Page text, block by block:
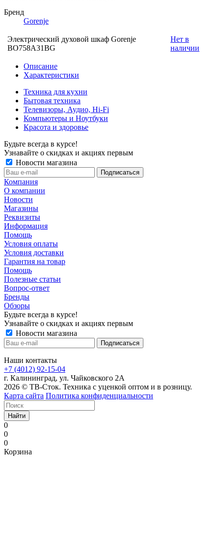
Бренд
Gorenje
Электрический духовой шкаф Gorenje
BO758A31BG
Нет в
наличии
Описание
Характеристики
Техника для кухни
Бытовая техника
Телевизоры, Аудио, Hi-Fi
Компьютеры и Ноутбуки
Красота и здоровье
Будьте всегда в курсе!
Узнавайте о скидках и акциях первым
Новости магазина
Компания
О компании
Новости
Магазины
Реквизиты
Информация
Помощь
Условия оплаты
Условия доставки
Гарантия на товар
Помощь
Полезные статьи
Вопрос-ответ
Бренды
Обзоры
Будьте всегда в курсе!
Узнавайте о скидках и акциях первым
Новости магазина
Наши контакты
+7 (4012) 92-15-04
г. Калининград, ул. Чайковского 2А
2026 © ТВ-Сток. Техника с уценкой оптом и в розницу.
Карта сайта Политика конфиденциальности
Найти
0
0
0
Корзина